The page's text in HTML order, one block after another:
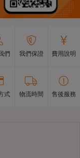
們 我們保證 費用說明
式 物流時間 售後服務